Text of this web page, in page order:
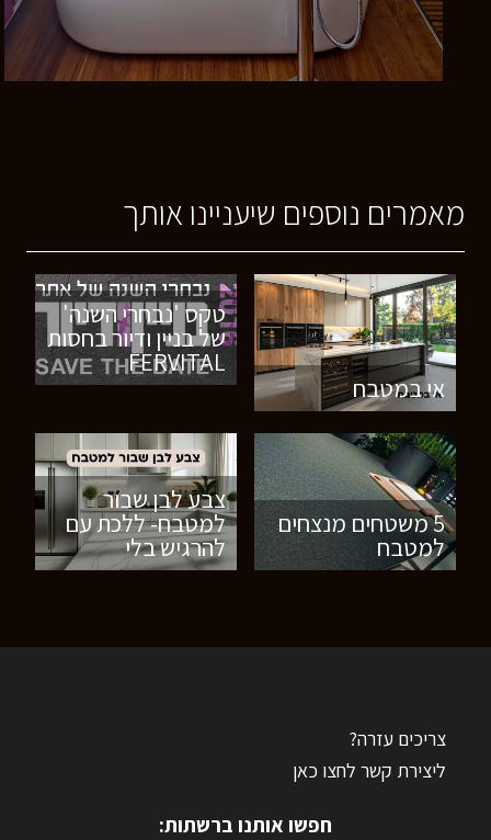
מאמרים נוספים שיעניינו אותך
אי במטבח
טקס 'נבחרי השנה'
של בניין ודיור בחסות
FERVITAL
5 משטחים מנצחים
למטבח
צבע לבן שבור
למטבח- ללכת עם
להרגיש בלי
צריכים עזרה?
ליצירת קשר לחצו כאן
חפשו אותנו ברשתות: